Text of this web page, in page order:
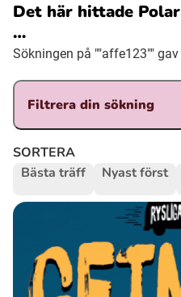
Åarjelsaemiengïele
Davvisámegiella
Bidumsámegiella
Ubmejesámiengiälla
Kaale (Romska)
Det här hittade
…
Sökningen på ""affe123""
Filtrera din sökning
SORTERA
Bästa träff
Nyast först